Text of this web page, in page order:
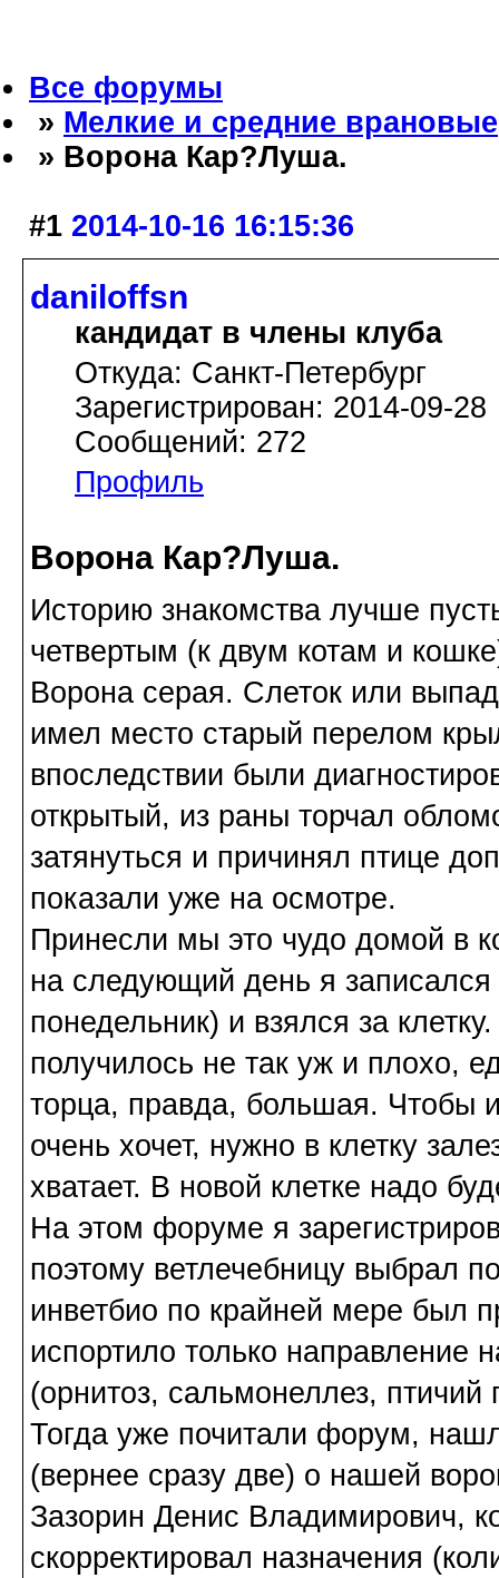
Все форумы
» Мелкие и средние врановые
» Ворона Кар?Луша.
#1 2014-10-16 16:15:36
daniloffsn
кандидат в члены клуба
Откуда: Санкт-Петербург
Зарегистрирован: 2014-09-28
Сообщений: 272
Профиль
Ворона Кар?Луша.
Историю знакомства лучше
четвертым (к двум котам и
Ворона серая. Слеток или
имел место старый перелом
впоследствии были
открытый, из раны торчал
затянуться и причинял птице
показали уже на осмотре.
Принесли мы это чудо домой в
на следующий день я записался
понедельник) и взялся за
получилось не так уж и плохо,
торца, правда, большая. Чтобы
очень хочет, нужно в клетку
хватает. В новой клетке надо
На этом форуме я
поэтому ветлечебницу выбрал
инветбио по крайней мере был
испортило только направление
(орнитоз, сальмонеллез,
Тогда уже почитали форум,
(вернее сразу две) о нашей
Зазорин Денис Владимирович,
скорректировал назначения